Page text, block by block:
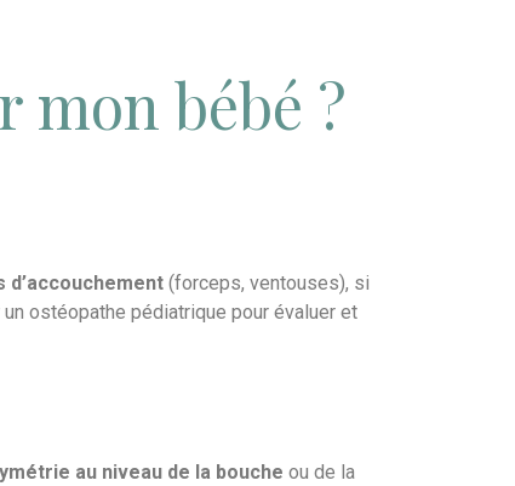
mon bébé ?
d’accouchement (forceps, ventouses), si
ostéopathe pédiatrique pour évaluer et
au niveau de la bouche ou de la